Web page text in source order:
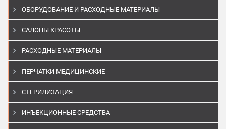
ОБОРУДОВАНИЕ И РАСХОДНЫЕ МАТЕРИАЛЫ
САЛОНЫ КРАСОТЫ
РАСХОДНЫЕ МАТЕРИАЛЫ
ПЕРЧАТКИ МЕДИЦИНСКИЕ
СТЕРИЛИЗАЦИЯ
ИНЪЕКЦИОННЫЕ СРЕДСТВА